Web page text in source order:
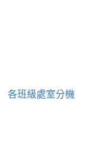
各班級處室分機